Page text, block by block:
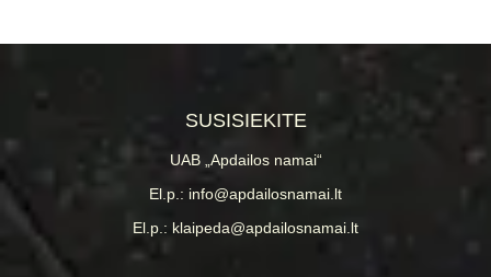
SUSISIEKITE
UAB „Apdailos namai“
El.p.: info@apdailosnamai.lt
El.p.: klaipeda@apdailosnamai.lt